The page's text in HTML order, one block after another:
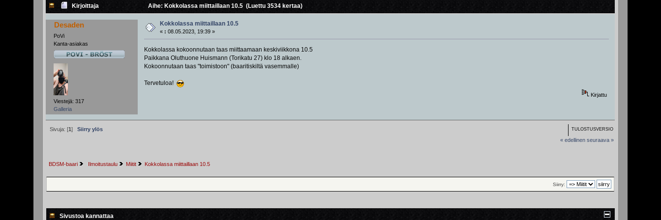
Kirjoittaja Aihe: Kokkolassa miittaillaan 10.5 (Luettu 3534 kertaa)
Desaden
PoVi
Kanta-asiakas
Viestejä: 317
Galleria
Kokkolassa miittaillaan 10.5
« : 08.05.2023, 19:39 »
Kokkolassa kokoonnutaan taas miittaamaan keskiviikkona 10.5
Paikkana Oluthuone Huismann (Torikatu 27) klo 18 alkaen.
Kokoonnutaan taas "toimistoon" (baaritiskiltä vasemmalle)
Tervetuloa!
Kirjattu
TULOSTUSVERSIO
Sivuja: [1]Siirry ylös
« edellinen seuraava »
BDSM-baari Ilmoitustaulu Miitit Kokkolassa miittaillaan 10.5
Siirry:
Sivustoa kannattaa